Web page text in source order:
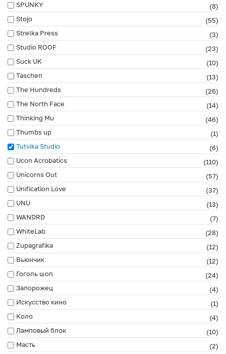
SPUNKY
(8)
Stojo
(55)
Strelka Press
(3)
Studio ROOF
(23)
Suck UK
(10)
Taschen
(13)
The Hundreds
(26)
The North Face
(14)
Thinking Mu
(46)
Thumbs up
(1)
Tutvika Studio
(6)
Ucon Acrobatics
(110)
Unicorns Out
(57)
Unification Love
(37)
UNU
(13)
WANDRD
(7)
WhiteLab
(28)
Zupagrafika
(12)
Вьюнчик
(12)
Гоголь шоп
(24)
Запорожец
(4)
Искусство кино
(1)
Коло
(4)
Ламповый блок
(10)
Масть
(2)